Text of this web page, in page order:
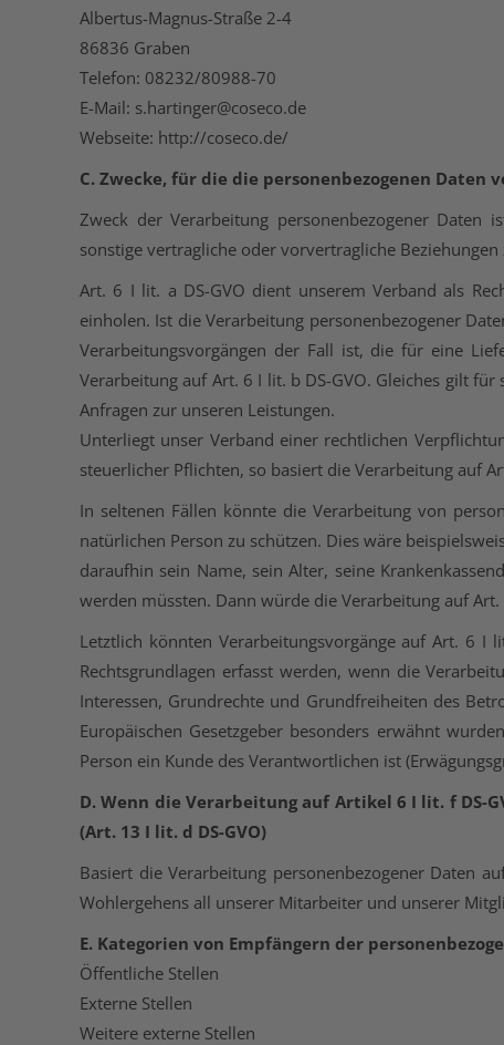
Albertus-Magnus-Straße 2-4
86836 Graben
Telefon: 08232/80988-70
E-Mail: s.hartinger@coseco.de
Webseite: http://coseco.de/
C. Zwecke, für die die personenbezogenen
Zweck der Verarbeitung personenbezogener Daten
sonstige vertragliche oder vorvertragliche
Art. 6 I lit. a DS-GVO dient unserem Verband als
einholen. Ist die Verarbeitung personenbezogener
Verarbeitungsvorgängen der Fall ist, die für eine
Verarbeitung auf Art. 6 I lit. b DS-GVO. Gleiches gilt
Anfragen zur unseren Leistungen.
Unterliegt unser Verband einer rechtlichen
steuerlicher Pflichten, so basiert die Verarbeitung auf
In seltenen Fällen könnte die Verarbeitung von
natürlichen Person zu schützen. Dies wäre
daraufhin sein Name, sein Alter, seine
werden müssten. Dann würde die Verarbeitung auf Art.
Letztlich könnten Verarbeitungsvorgänge auf Art. 6 I
Rechtsgrundlagen erfasst werden, wenn die
Interessen, Grundrechte und Grundfreiheiten des
Europäischen Gesetzgeber besonders erwähnt
Person ein Kunde des Verantwortlichen ist
D. Wenn die Verarbeitung auf Artikel 6 I lit. f DS-
(Art. 13 I lit. d DS-GVO)
Basiert die Verarbeitung personenbezogener Daten
Wohlergehens all unserer Mitarbeiter und unserer
E. Kategorien von Empfängern der
Öffentliche Stellen
Externe Stellen
Weitere externe Stellen